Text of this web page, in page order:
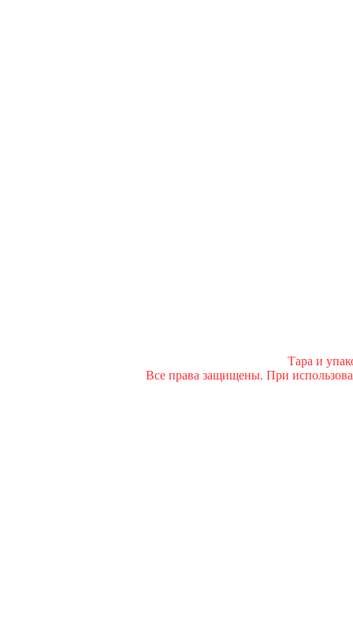
Тара и
Все права защищены. При